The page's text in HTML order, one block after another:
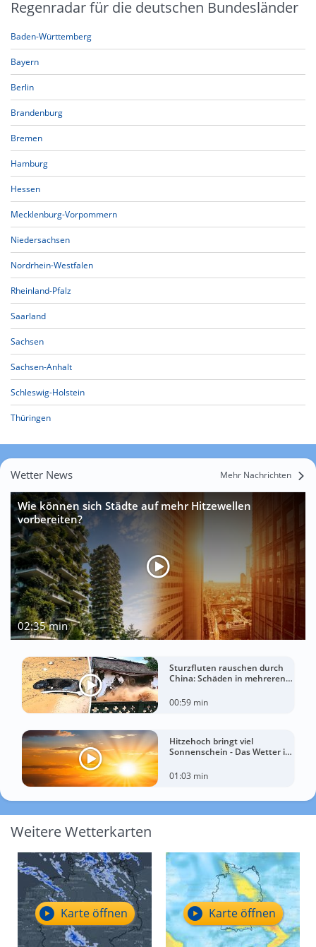
Regenradar für die deutschen Bundesländer
Baden-Württemberg
Bayern
Berlin
Brandenburg
Bremen
Hamburg
Hessen
Mecklenburg-Vorpommern
Niedersachsen
Nordrhein-Westfalen
Rheinland-Pfalz
Saarland
Sachsen
Sachsen-Anhalt
Schleswig-Holstein
Thüringen
Wetter News Mehr Nachrichten
Wie können sich Städte auf mehr Hitzewellen
vorbereiten?
02:35 min
Sturzfluten rauschen durch
China: Schäden in mehreren
00:59 min
Hitzehoch bringt viel
Sonnenschein - Das Wetter in
01:03 min
Weitere Wetterkarten
Karte öffnen Karte öffnen